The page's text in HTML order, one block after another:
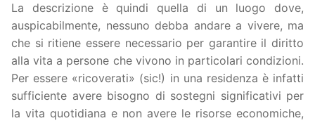
La descrizione è quindi quella di un luogo dove,
auspicabilmente, nessuno debba andare a vivere, ma
che si ritiene essere necessario per garantire il diritto
alla vita a persone che vivono in particolari condizioni.
Per essere «ricoverati» (sic!) in una residenza è infatti
sufficiente avere bisogno di sostegni significativi per
la vita quotidiana e non avere le risorse economiche,